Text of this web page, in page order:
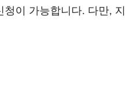
이 가능합니다. 다만,